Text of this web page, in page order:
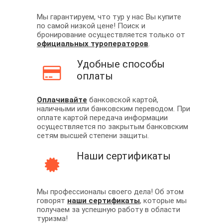
Мы гарантируем, что тур у нас Вы купите
по самой низкой цене! Поиск и
бронирование осуществляется только от
официальных туроператоров.
Удобные способы
оплаты
Оплачивайте банковской картой,
наличными или банковским переводом. При
оплате картой передача информации
осуществляется по закрытым банковским
сетям высшей степени защиты.
Наши сертификаты
Мы профессионалы своего дела! Об этом
говорят наши сертификаты, которые мы
получаем за успешную работу в области
туризма!